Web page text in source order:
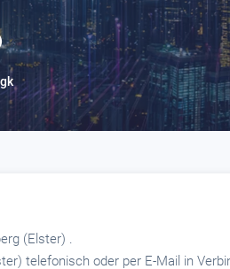
?
(Elster) .
telefonisch oder per E-Mail in